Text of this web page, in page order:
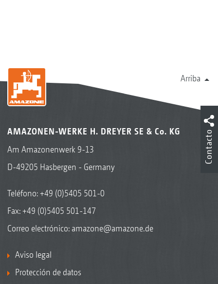
Arriba
AMAZONEN-WERKE H. DREYER SE & Co. KG
Am Amazonenwerk 9-13
D-49205 Hasbergen - Germany
Teléfono:+49 (0)5405 501-0
Fax: +49 (0)5405 501-147
Correo electrónico: amazone@amazone.de
Aviso legal
Protección de datos
Contacto